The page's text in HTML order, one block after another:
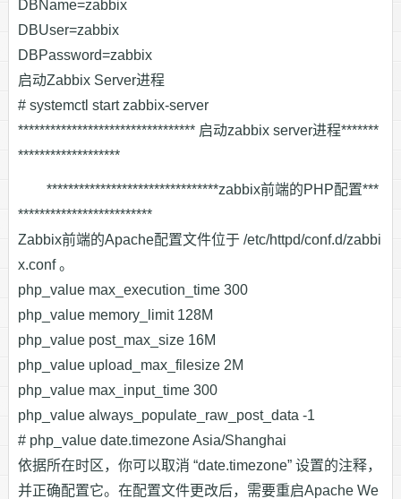
DBName=zabbix
DBUser=zabbix
DBPassword=zabbix
启动Zabbix Server进程
# systemctl start zabbix-server
********************************* 启动zabbix server进程*******
*******************
********************************zabbix前端的PHP配置***
*************************
Zabbix前端的Apache配置文件位于 /etc/httpd/conf.d/zabbi
x.conf 。
php_value max_execution_time 300
php_value memory_limit 128M
php_value post_max_size 16M
php_value upload_max_filesize 2M
php_value max_input_time 300
php_value always_populate_raw_post_data -1
# php_value date.timezone Asia/Shanghai
依据所在时区，你可以取消 “date.timezone” 设置的注释，
并正确配置它。在配置文件更改后，需要重启Apache We